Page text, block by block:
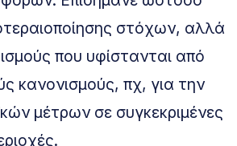
στόχων, αλλά
που υφίστανται από
κανονισμούς, πχ, για την
μέτρων σε συγκεκριμένες